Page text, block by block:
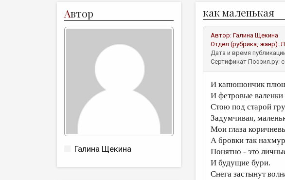
Автор
Галина Щекина
как маленькая
Автор: Галина Щекина
Отдел (рубрика, жанр):
Дата и время
Сертификат Поэзия.ру:
И капюшончик
И фетровые валенки
Стою под старой
Задумчивая,
Мои глаза
А бровки так
Понятно - это
И будущие бури.
Снега застынут